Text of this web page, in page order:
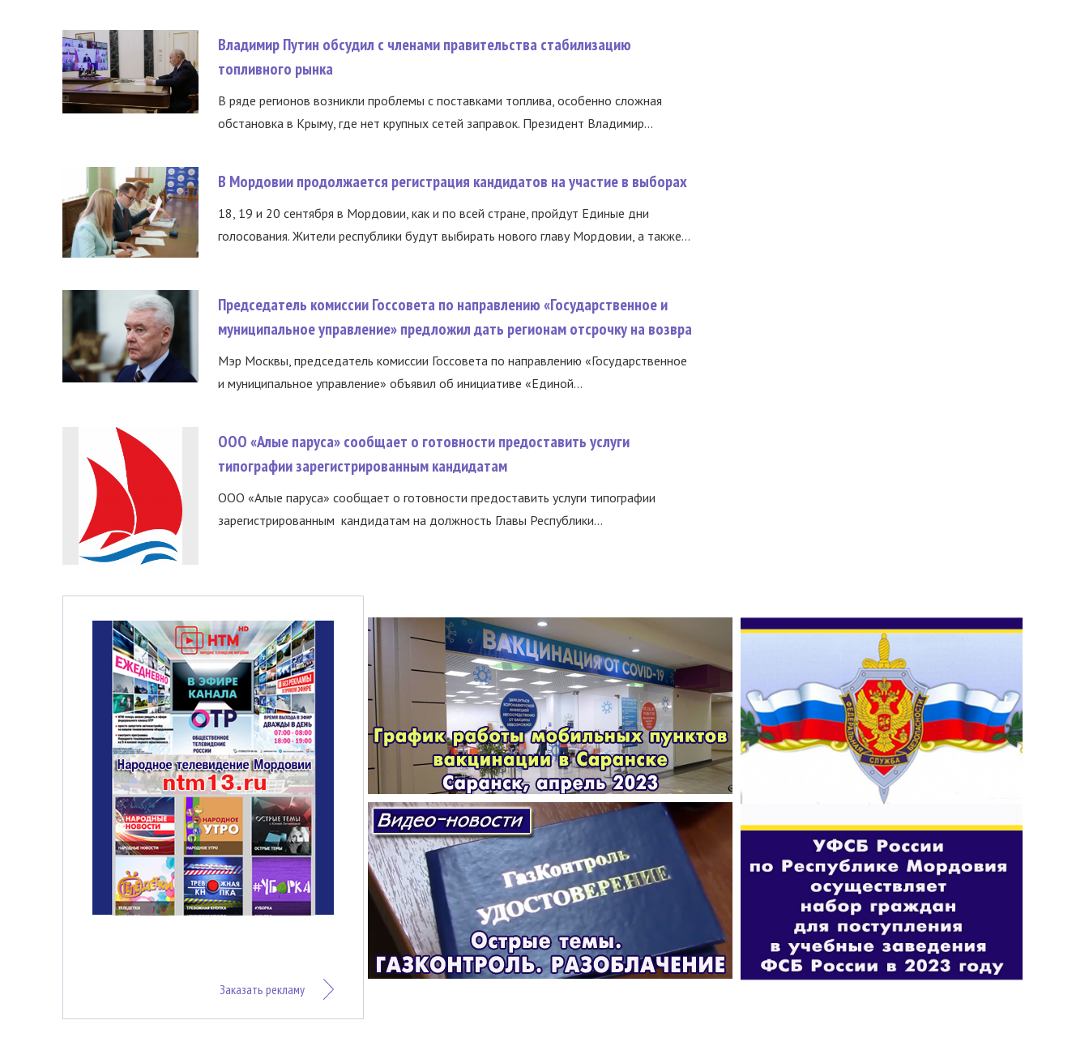
Владимир Путин обсудил с членами правительства стабилизацию
топливного рынка
В ряде регионов возникли проблемы с поставками топлива, особенно сложная
обстановка в Крыму, где нет крупных сетей заправок. Президент Владимир...
В Мордовии продолжается регистрация кандидатов на участие в выборах
18, 19 и 20 сентября в Мордовии, как и по всей стране, пройдут Единые дни
голосования. Жители республики будут выбирать нового главу Мордовии, а также...
Председатель комиссии Госсовета по направлению «Государственное и
муниципальное управление» предложил дать регионам отсрочку на возвра
Мэр Москвы, председатель комиссии Госсовета по направлению «Государственное
и муниципальное управление» объявил об инициативе «Единой...
ООО «Алые паруса» сообщает о готовности предоставить услуги
типографии зарегистрированным кандидатам
ООО «Алые паруса» сообщает о готовности предоставить услуги типографии
зарегистрированным кандидатам на должность Главы Республики...
Заказать рекламу